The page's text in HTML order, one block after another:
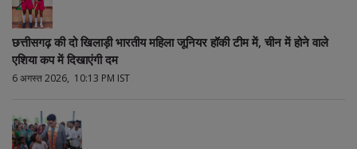
छत्तीसगढ़ की दो खिलाड़ी भारतीय महिला जूनियर हॉकी टीम में, चीन में होने वाले
एशिया कप में दिखाएंगी दम
6 अगस्त 2026, 10:13 PM IST